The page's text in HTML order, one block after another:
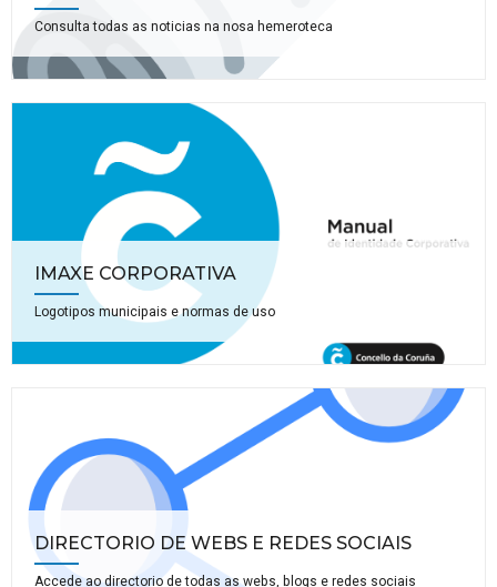
Consulta todas as noticias na nosa hemeroteca
IMAXE CORPORATIVA
Logotipos municipais e normas de uso
DIRECTORIO DE WEBS E REDES SOCIAIS
Accede ao directorio de todas as webs, blogs e redes sociais